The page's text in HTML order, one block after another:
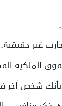
غير حقيقية.
الملكية
شخص آخر